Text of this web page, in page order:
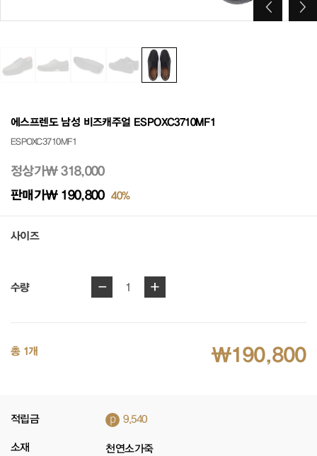
에스프렌도 남성 비즈캐주얼 ESPOXC3710MF1
ESPOXC3710MF1
정상가₩ 318,000
판매가₩ 190,800 40%
사이즈
수량 - 1 +
총 1개 ₩190,800
적립금 p 9,540
소재 천연소가죽